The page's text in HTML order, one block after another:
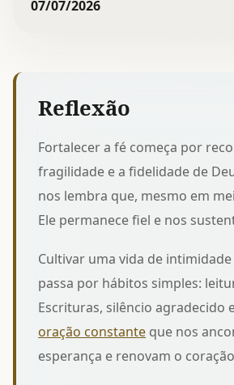
07/07/2026
Reflexão
Fortalecer a fé começa por
fragilidade e a fidelidade de
nos lembra que, mesmo em
Ele permanece fiel e nos
Cultivar uma vida de
passa por hábitos simples:
Escrituras, silêncio agradecido
oração constante que nos
esperança e renovam o